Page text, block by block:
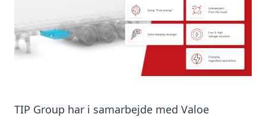
TIP Group har i samarbejde med Valoe